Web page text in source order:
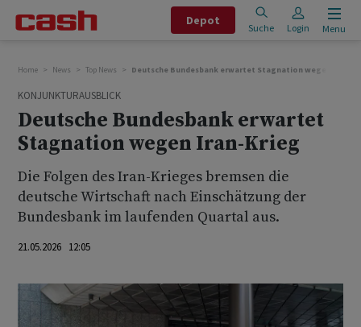
Depot
Suche Login Menu
Home News Top News Deutsche Bundesbank erwartet Stagnation wegen Iran-
KONJUNKTURAUSBLICK
Deutsche Bundesbank erwartet
Stagnation wegen Iran-Krieg
Die Folgen des Iran-Krieges bremsen die
deutsche Wirtschaft nach Einschätzung der
Bundesbank im laufenden Quartal aus.
21.05.2026 12:05